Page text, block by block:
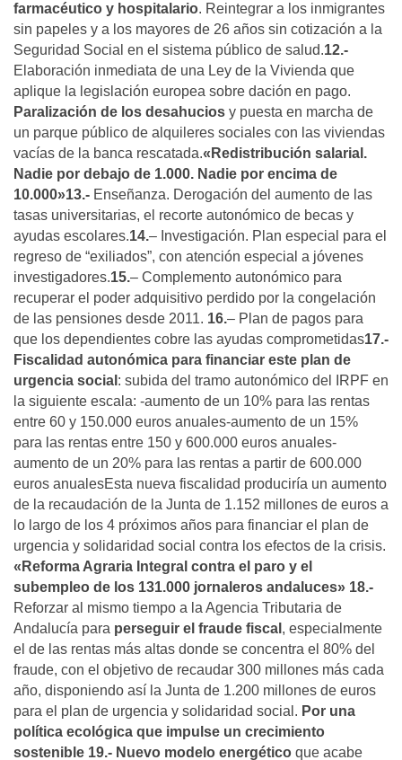
farmacéutico y hospitalario. Reintegrar a los inmigrantes
sin papeles y a los mayores de 26 años sin cotización a la
Seguridad Social en el sistema público de salud.12.-
Elaboración inmediata de una Ley de la Vivienda que
aplique la legislación europea sobre dación en pago.
Paralización de los desahucios y puesta en marcha de
un parque público de alquileres sociales con las viviendas
vacías de la banca rescatada.«Redistribución salarial.
Nadie por debajo de 1.000. Nadie por encima de
10.000»13.- Enseñanza. Derogación del aumento de las
tasas universitarias, el recorte autonómico de becas y
ayudas escolares.14.– Investigación. Plan especial para el
regreso de “exiliados”, con atención especial a jóvenes
investigadores.15.– Complemento autonómico para
recuperar el poder adquisitivo perdido por la congelación
de las pensiones desde 2011. 16.– Plan de pagos para
que los dependientes cobre las ayudas comprometidas17.-
Fiscalidad autonómica para financiar este plan de
urgencia social : subida del tramo autonómico del IRPF en
la siguiente escala: -aumento de un 10% para las rentas
entre 60 y 150.000 euros anuales-aumento de un 15%
para las rentas entre 150 y 600.000 euros anuales-
aumento de un 20% para las rentas a partir de 600.000
euros anualesEsta nueva fiscalidad produciría un aumento
de la recaudación de la Junta de 1.152 millones de euros a
lo largo de los 4 próximos años para financiar el plan de
urgencia y solidaridad social contra los efectos de la crisis.
«Reforma Agraria Integral contra el paro y el
subempleo de los 131.000 jornaleros andaluces» 18.-
Reforzar al mismo tiempo a la Agencia Tributaria de
Andalucía para perseguir el fraude fiscal , especialmente
el de las rentas más altas donde se concentra el 80% del
fraude, con el objetivo de recaudar 300 millones más cada
año, disponiendo así la Junta de 1.200 millones de euros
para el plan de urgencia y solidaridad social. Por una
política ecológica que impulse un crecimiento
sostenible 19.- Nuevo modelo energético que acabe